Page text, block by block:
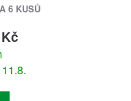
6 KUSŮ